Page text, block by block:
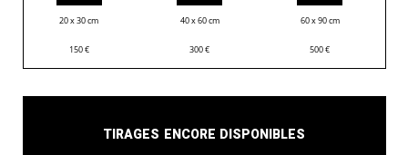
20 x 30 cm
150€
40 x 60 cm
300€
60 x 90 cm
500€
Tirages encore disponibles